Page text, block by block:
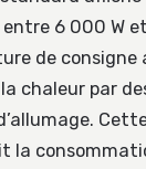
6 000 W
de
chaleur par
la